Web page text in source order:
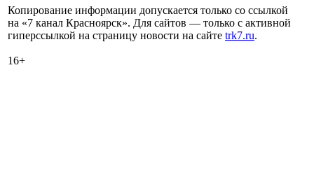
Копирование информации допускается только со ссылкой
на «7 канал Красноярск». Для сайтов — только с активной
гиперссылкой на страницу новости на сайте trk7.ru.
16+